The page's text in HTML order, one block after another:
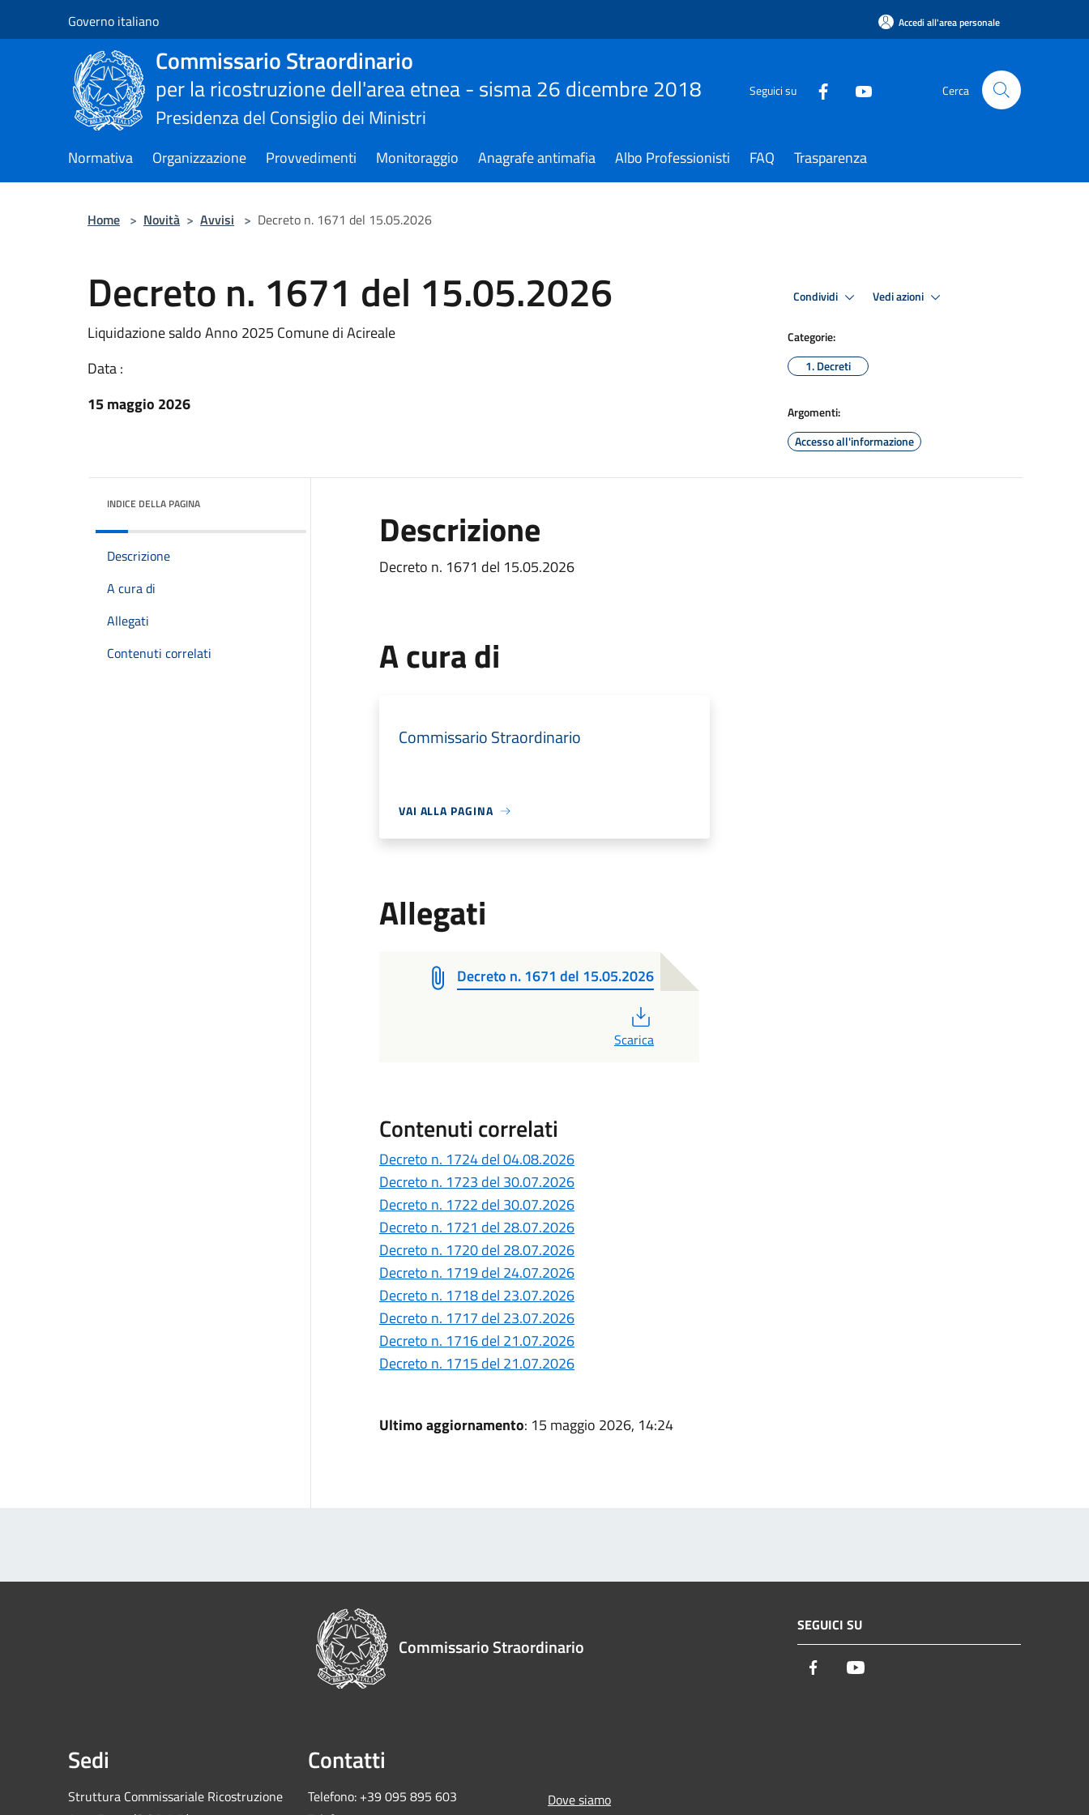
Governo italiano Accedi all'area personale
Commissario Straordinario
per la ricostruzione dell'area etnea - sisma 26 dicembre 2018
Presidenza del Consiglio dei Ministri
Seguici su Cerca
Normativa Organizzazione Provvedimenti Monitoraggio Anagrafe antimafia Albo Professionisti FAQ Trasparenza
Home > Novità > Avvisi > Decreto n. 1671 del 15.05.2026
Decreto n. 1671 del 15.05.2026
Liquidazione saldo Anno 2025 Comune di Acireale
Data :
15 maggio 2026
Condividi Vedi azioni
Categorie:
1. Decreti
Argomenti:
Accesso all'informazione
INDICE DELLA PAGINA
Descrizione
A cura di
Allegati
Contenuti correlati
Descrizione
Decreto n. 1671 del 15.05.2026
A cura di
Commissario Straordinario
VAI ALLA PAGINA
Allegati
Decreto n. 1671 del 15.05.2026
Scarica
Contenuti correlati
Decreto n. 1724 del 04.08.2026
Decreto n. 1723 del 30.07.2026
Decreto n. 1722 del 30.07.2026
Decreto n. 1721 del 28.07.2026
Decreto n. 1720 del 28.07.2026
Decreto n. 1719 del 24.07.2026
Decreto n. 1718 del 23.07.2026
Decreto n. 1717 del 23.07.2026
Decreto n. 1716 del 21.07.2026
Decreto n. 1715 del 21.07.2026
Ultimo aggiornamento: 15 maggio 2026, 14:24
Commissario Straordinario
SEGUICI SU
Facebook
Sedi
Struttura Commissariale Ricostruzione
Contatti
Telefono: +39 095 895 603
Dove siamo